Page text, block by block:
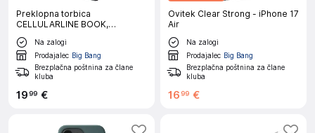
Preklopna torbica
CELLULARLINE BOOK,
Samsung Galaxy A17 / A17 5G,
črna
Na zalogi
Prodajalec Big Bang
Brezplačna poštnina za člane
kluba
1999 €
Ovitek Clear Strong - iPhone 17
Air
Na zalogi
Prodajalec Big Bang
Brezplačna poštnina za člane
kluba
16 99 €